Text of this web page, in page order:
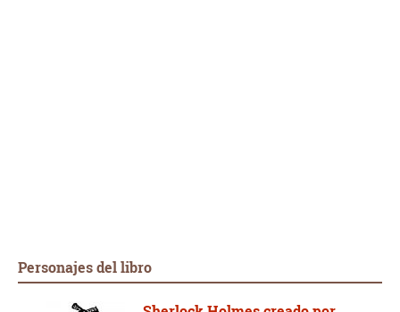
Personajes del libro